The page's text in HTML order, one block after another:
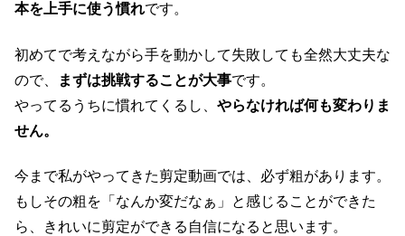
本を上手に使う慣れです。
初めてで考えながら手を動かして失敗しても全然大丈夫な
ので、
まずは挑戦することが大事です。
やってるうちに慣れてくるし、 やらなければ何も変わりま
せん。
今まで私がやってきた剪定動画では、必ず粗があります。
もしその粗を「なんか変だなぁ」と感じることができた
ら、きれいに剪定ができる自信になると思います。